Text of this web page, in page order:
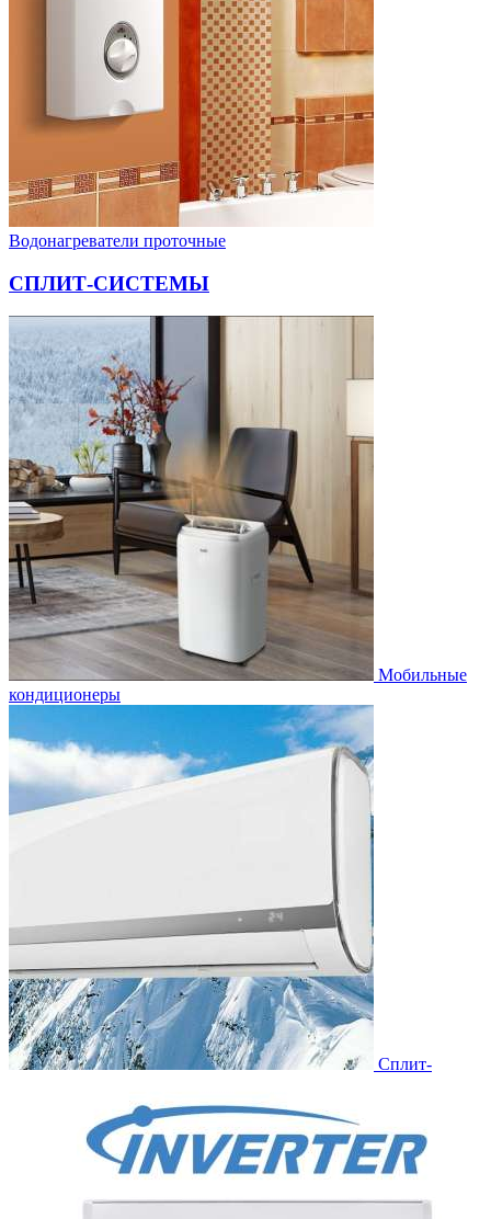
Водонагреватели проточные
СПЛИТ-СИСТЕМЫ
Мобильные
кондиционеры
Сплит-